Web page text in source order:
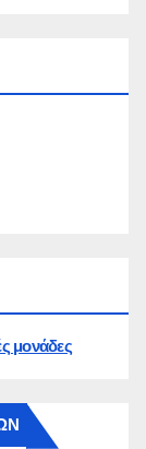
μονάδες